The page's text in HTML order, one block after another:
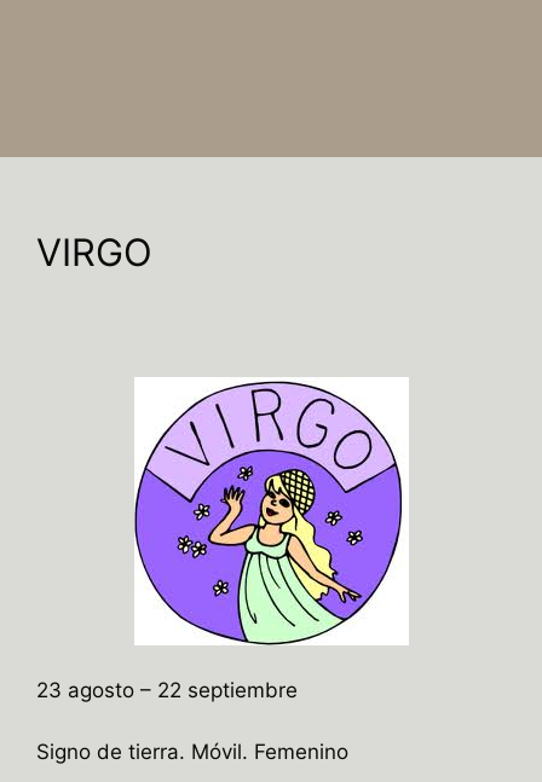
VIRGO
23 agosto – 22 septiembre
Signo de tierra. Móvil. Femenino